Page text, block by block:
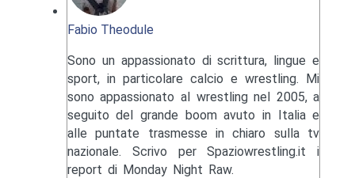
Fabio Theodule
Sono un appassionato di scrittura, lingue e
sport, in particolare calcio e wrestling. Mi
sono appassionato al wrestling nel 2005, a
seguito del grande boom avuto in Italia e
alle puntate trasmesse in chiaro sulla tv
nazionale. Scrivo per Spaziowrestling.it i
report di Monday Night Raw.